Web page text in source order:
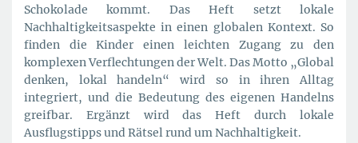
Schokolade kommt. Das Heft setzt lokale
Nachhaltigkeitsaspekte in einen globalen Kontext. So
finden die Kinder einen leichten Zugang zu den
komplexen Verflechtungen der Welt. Das Motto „Global
denken, lokal handeln“ wird so in ihren Alltag
integriert, und die Bedeutung des eigenen Handelns
greifbar. Ergänzt wird das Heft durch lokale
Ausflugstipps und Rätsel rund um Nachhaltigkeit.